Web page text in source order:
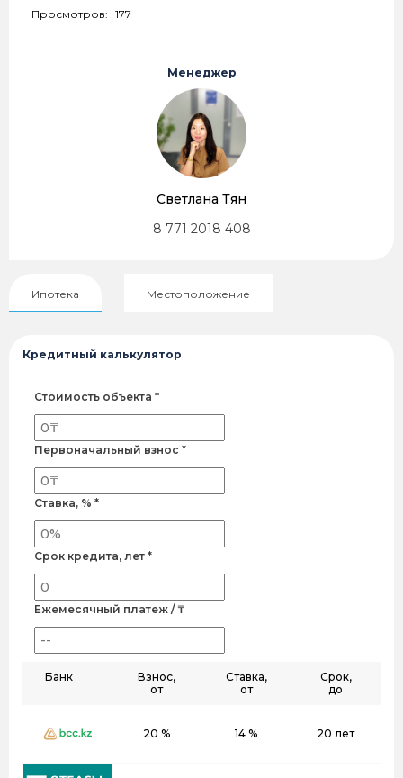
Просмотров: 177
Менеджер
Светлана Тян
8 771 2018 408
Ипотека Местоположение
Кредитный калькулятор
Стоимость объекта *
Первоначальный взнос *
Ставка, % *
Срок кредита, лет *
Ежемесячный платеж / ₸
Банк
Взнос,
от
Ставка,
от
Срок,
до
20 % 14 % 20 лет